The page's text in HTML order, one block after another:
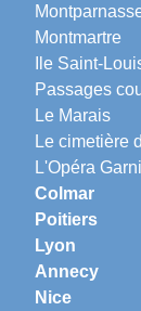
Montmartre
Ile Saint-
Passages
Le Marais
Le cimetière
L'Opéra
Colmar
Poitiers
Lyon
Annecy
Nice